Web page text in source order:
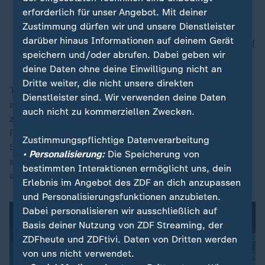
Ehemaliger US-Präsident:Plakette am Weißen
Haus verspottet Joe Biden
Ex-Präsident Biden:Trump zerstört Demokratie und
Rechtsstaat
Trump selbst bat Wochen nach der Wahl in einem
aufgezeichneten Telefonat den für die Wahlen
zuständigen Secretary of State von Georgia, Brad
Raffensperger, ihm dabei zu helfen, die nötigen
Stimmen zu "finden", um das Wahlergebnis dort zu
seinen Gunsten zu kippen. Dafür wurde Trump auch
angeklagt, der Fall wurde aber später eingestellt.
erforderlich für unser Angebot. Mit deiner
Zustimmung dürfen wir und unsere Dienstleister
darüber hinaus Informationen auf deinem Gerät
speichern und/oder abrufen. Dabei geben wir
deine Daten ohne deine Einwilligung nicht an
Dritte weiter, die nicht unsere direkten
Dienstleister sind. Wir verwenden deine Daten
auch nicht zu kommerziellen Zwecken.
Zustimmungspflichtige Datenverarbeitung
• Personalisierung:Die Speicherung von
bestimmten Interaktionen ermöglicht uns, dein
Erlebnis im Angebot des ZDF an dich anzupassen
und Personalisierungsfunktionen anzubieten.
Dabei personalisieren wir ausschließlich auf
Basis deiner Nutzung von ZDF Streaming, der
ZDFheute und ZDFtivi. Daten von Dritten werden
von uns nicht verwendet.